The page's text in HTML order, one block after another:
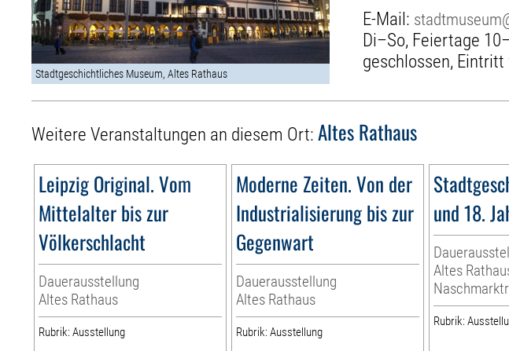
Stadtgeschichtliches Museum, Altes Rathaus
E-Mail:
Di–So, Feiertage
geschlossen, Eintritt
Weitere Veranstaltungen an diesem Ort:Altes Rathaus
Leipzig Original. Vom
Mittelalter bis zur
Völkerschlacht
Dauerausstellung
Altes Rathaus
Rubrik: Ausstellung
Moderne Zeiten. Von der
Industrialisierung bis zur
Gegenwart
Dauerausstellung
Altes Rathaus
Rubrik: Ausstellung
und 18.
Altes
Rubrik: